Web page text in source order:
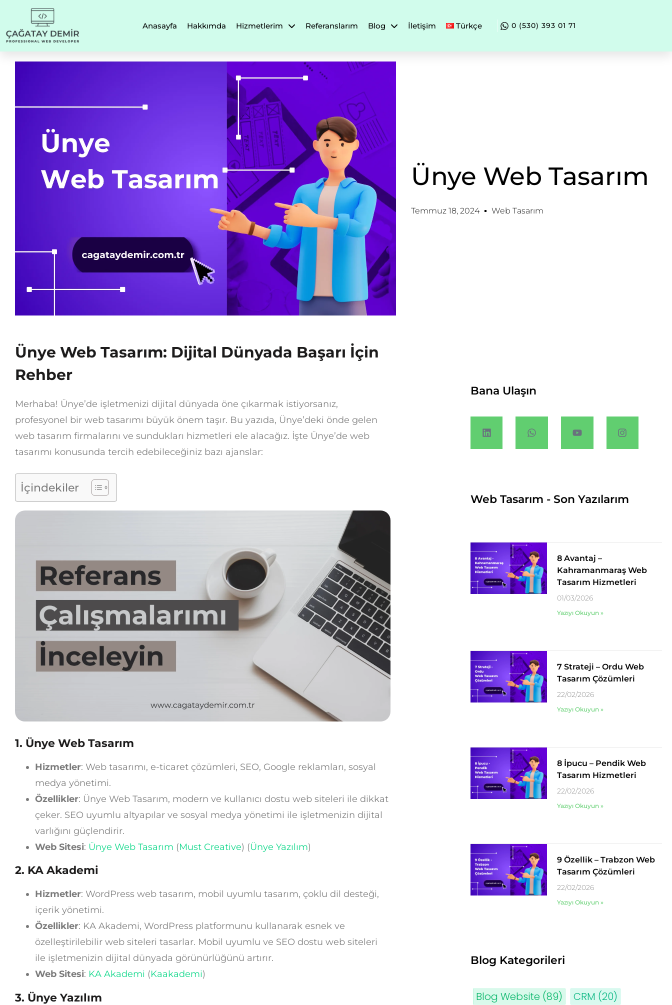
Anasayfa Hakkımda Hizmetlerim Referanslarım Blog İletişim Türkçe 0 (530) 393 01 71
Ünye Web Tasarım
Temmuz 18, 2024 Web Tasarım
Ünye Web Tasarım: Dijital Dünyada Başarı İçin
Rehber
Merhaba! Ünye’de işletmenizi dijital dünyada öne çıkarmak istiyorsanız,
profesyonel bir web tasarımı büyük önem taşır. Bu yazıda, Ünye’deki önde gelen
web tasarım firmalarını ve sundukları hizmetleri ele alacağız. İşte Ünye’de web
tasarımı konusunda tercih edebileceğiniz bazı ajanslar:
İçindekiler
1. Ünye Web Tasarım
Hizmetler: Web tasarımı, e-ticaret çözümleri, SEO, Google reklamları, sosyal
medya yönetimi.
Özellikler: Ünye Web Tasarım, modern ve kullanıcı dostu web siteleri ile dikkat
çeker. SEO uyumlu altyapılar ve sosyal medya yönetimi ile işletmenizin dijital
varlığını güçlendirir.
Web Sitesi: Ünye Web Tasarım (Must Creative) (Ünye Yazılım)
2. KA Akademi
Hizmetler: WordPress web tasarım, mobil uyumlu tasarım, çoklu dil desteği,
içerik yönetimi.
Özellikler: KA Akademi, WordPress platformunu kullanarak esnek ve
özelleştirilebilir web siteleri tasarlar. Mobil uyumlu ve SEO dostu web siteleri
ile işletmenizin dijital dünyada görünürlüğünü artırır.
Web Sitesi: KA Akademi (Kaakademi)
3. Ünye Yazılım
Bana Ulaşın
Web Tasarım - Son Yazılarım
8 Avantaj –
Kahramanmaraş Web
Tasarım Hizmetleri
01/03/2026
Yazıyı Okuyun »
7 Strateji – Ordu Web
Tasarım Çözümleri
22/02/2026
Yazıyı Okuyun »
8 İpucu – Pendik Web
Tasarım Hizmetleri
22/02/2026
Yazıyı Okuyun »
9 Özellik – Trabzon Web
Tasarım Çözümleri
22/02/2026
Yazıyı Okuyun »
Blog Kategorileri
Blog Website (89) CRM (20)